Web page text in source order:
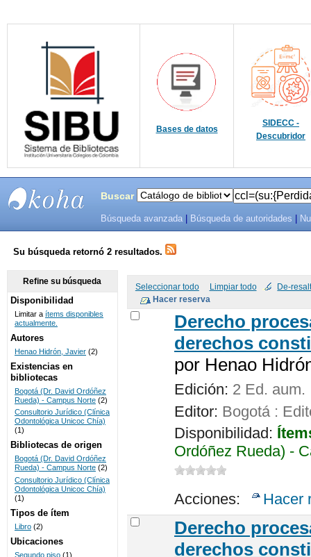
Bases de datos
SIDECC -
Descubridor
SISTEMAS
DE
BIBLIOTECAS
UNICOC
Buscar
Búsqueda avanzada Búsqueda de autoridades
Su búsqueda retornó 2 resultados.
Seleccionar todo Limpiar todo De-
Derecho
derechos
por Henao
Edición: 2 Ed. aum.
Editor: Bogotá :
Disponibilidad:
Ordóñez Rueda) -
Acciones: Hacer
Derecho
derechos
Refine su búsqueda
Disponibilidad
Limitar a ítems disponibles
actualmente.
Autores
Henao Hidrón, Javier (2)
Existencias en
bibliotecas
Bogotá (Dr. David Ordóñez
Rueda) - Campus Norte (2)
Consultorio Jurídico (Clínica
Odontológica Unicoc Chía)
(1)
Bibliotecas de origen
Bogotá (Dr. David Ordóñez
Rueda) - Campus Norte (2)
Consultorio Jurídico (Clínica
Odontológica Unicoc Chía)
(1)
Tipos de ítem
Libro (2)
Ubicaciones
Segundo piso (1)